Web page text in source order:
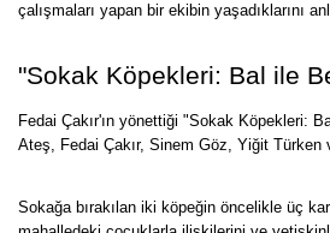
çalışmaları yapan bir ekibin yaşadıklarını
"Sokak Köpekleri: Bal ile
Fedai Çakır'ın yönettiği "Sokak Köpekleri:
Ateş, Fedai Çakır, Sinem Göz, Yiğit Türken
Sokağa bırakılan iki köpeğin öncelikle üç